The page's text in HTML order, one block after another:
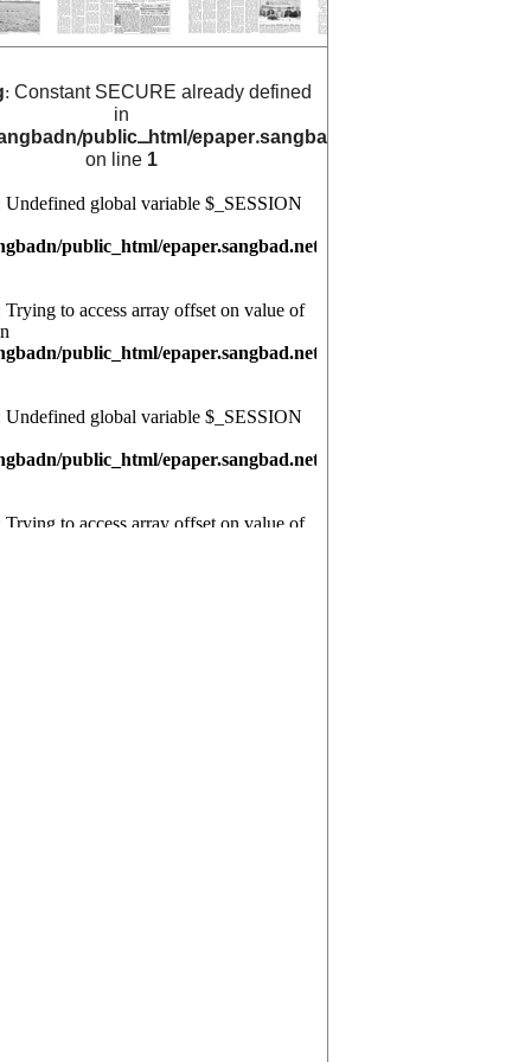
: Constant SECURE already defined
in
public_html/epaper.sangbad.net.bd/
on line 1